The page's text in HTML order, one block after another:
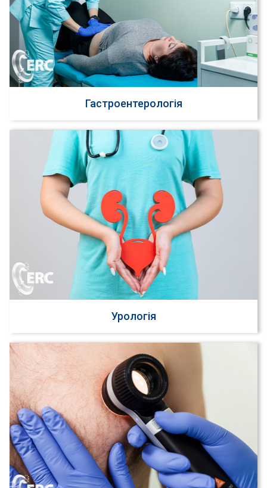
Гастроентерологія
Урологія